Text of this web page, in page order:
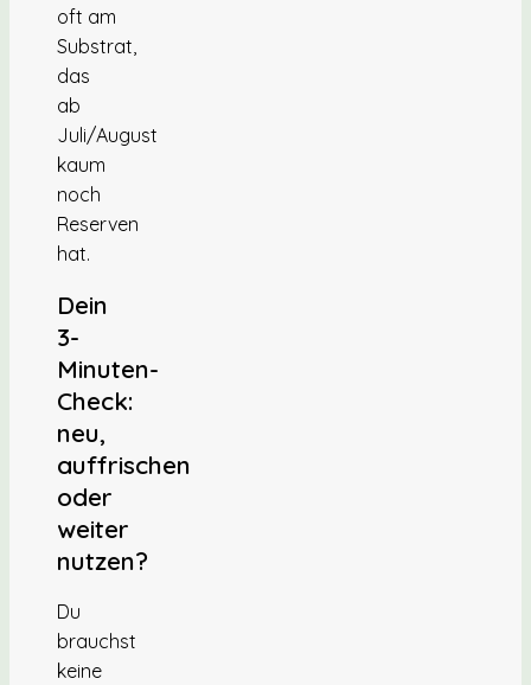
oft am
Substrat,
das
ab
Juli/August
kaum
noch
Reserven
hat.
Dein
3-
Minuten-
Check:
neu,
auffrischen
oder
weiter
nutzen?
Du
brauchst
keine